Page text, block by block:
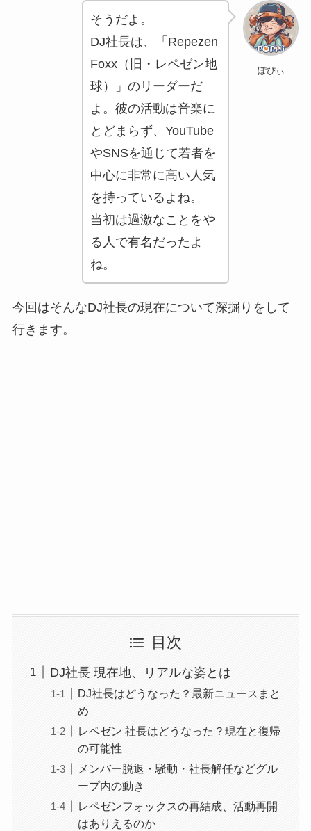
ぽぴぃ
そうだよ。
DJ社長は、「Repezen
Foxx（旧・レペゼン地
球）」のリーダーだ
よ。彼の活動は音楽に
とどまらず、YouTube
やSNSを通じて若者を
中心に非常に高い人気
を持っているよね。
当初は過激なことをや
る人で有名だったよ
ね。
今回はそんなDJ社長の現在について深掘りをして
行きます。
目次
DJ社長 現在地、リアルな姿とは
DJ社長はどうなった？最新ニュースまと
め
レペゼン 社長はどうなった？現在と復帰
の可能性
メンバー脱退・騒動・社長解任などグル
ープ内の動き
レペゼンフォックスの再結成、活動再開
はありえるのか